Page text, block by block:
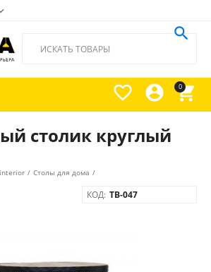
0




столик круглый
/ Столы для дома /
КОД: TB-047